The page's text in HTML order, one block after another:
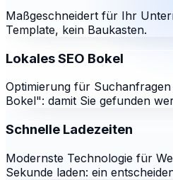
Maßgeschneidert für Ihr
Template, kein Baukasten.
Lokales SEO Bokel
Optimierung für
Bokel": damit Sie gefunden
Schnelle Ladezeiten
Modernste Technologie für
Sekunde laden: ein